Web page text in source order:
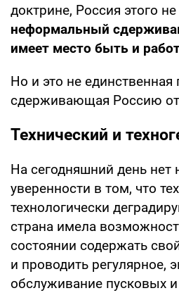
доктрине, Россия этого
неформальный
имеет место быть и
Но и это не единственная
сдерживающая Россию
Технический и
На сегодняшний день нет
уверенности в том, что
технологически
страна имела
состоянии содержать
и проводить регулярное,
обслуживание пусковых